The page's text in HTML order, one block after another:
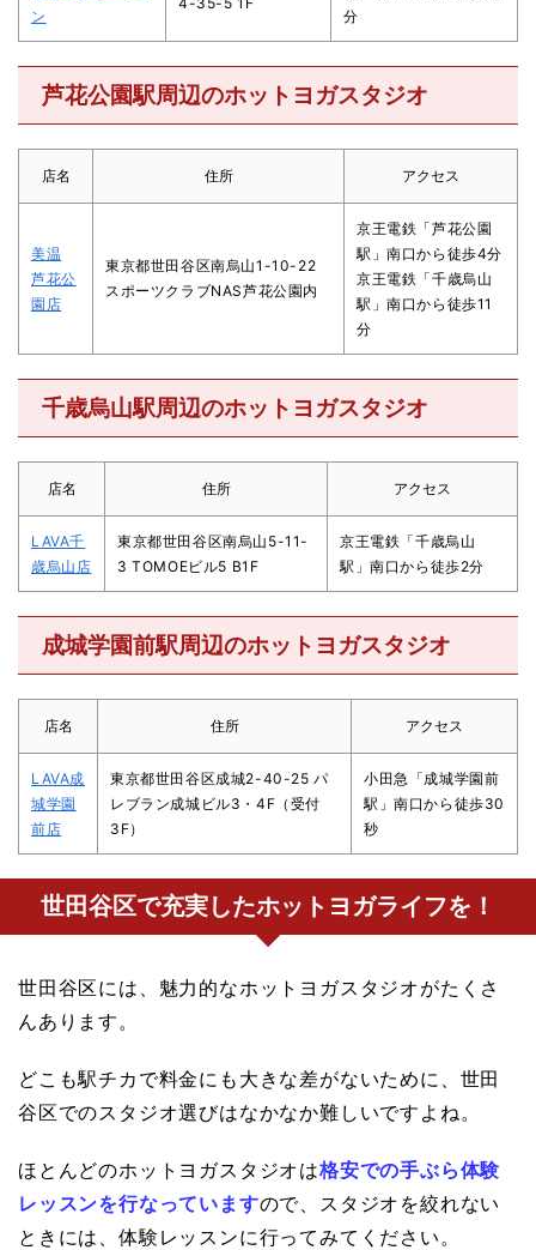
ン
分
芦花公園駅周辺のホットヨガスタジオ
店名 住所 アクセス
美温
芦花公
園店
東京都世田谷区南烏山1-10-22
スポーツクラブNAS芦花公園内
京王電鉄「芦花公園
駅」南口から徒歩4分
京王電鉄「千歳烏山
駅」南口から徒歩11
分
千歳烏山駅周辺のホットヨガスタジオ
店名 住所 アクセス
LAVA千
歳烏山店
東京都世田谷区南烏山5-11-
3 TOMOEビル5 B1F
京王電鉄「千歳烏山
駅」南口から徒歩2分
成城学園前駅周辺のホットヨガスタジオ
店名 住所 アクセス
LAVA成
城学園
前店
東京都世田谷区成城2-40-25 パ
レブラン成城ビル3・4F（受付
3F）
小田急「成城学園前
駅」南口から徒歩30
秒
世田谷区で充実したホットヨガライフを！
世田谷区には、魅力的なホットヨガスタジオがたくさ
んあります。
どこも駅チカで料金にも大きな差がないために、世田
谷区でのスタジオ選びはなかなか難しいですよね。
ほとんどのホットヨガスタジオは格安での手ぶら体験
レッスンを行なっていますので、スタジオを絞れない
ときには、体験レッスンに行ってみてください。